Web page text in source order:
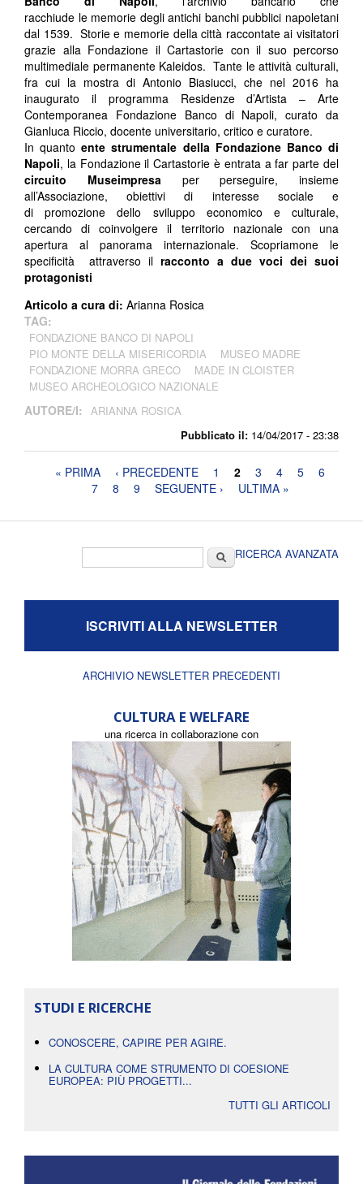
Pubblicato il: 14/04/2017 - 23:38
racchiude le memorie degli antichi banchi pubblici napoletani
dal 1539. Storie e memorie della città raccontate ai visitatori
grazie alla Fondazione il Cartastorie con il suo percorso
multimediale permanente Kaleidos. Tante le attività culturali,
fra cui la mostra di Antonio Biasiucci, che nel 2016 ha
inaugurato il programma Residenze d’Artista – Arte
Contemporanea Fondazione Banco di Napoli, curato da
Gianluca Riccio, docente universitario, critico e curatore.
In quantoente strumentale della Fondazione Banco di
Napoli, la Fondazione il Cartastorie è entrata a far parte del
circuito Museimpresaper perseguire, insieme
all’Associazione, obiettivi di interesse sociale e
di promozione dello sviluppo economico e culturale,
cercando di coinvolgere il territorio nazionale con una
apertura al panorama internazionale.
Scopriamone le
specificità attraverso il racconto a due voci dei suoi
protagonisti
Articolo a cura di: Arianna Rosica
TAG:
FONDAZIONE BANCO DI NAPOLI
PIO MONTE DELLA MISERICORDIA
MUSEO MADRE
FONDAZIONE MORRA GRECO
MADE IN CLOISTER
MUSEO ARCHEOLOGICO NAZIONALE
AUTORE/I: ARIANNA ROSICA
Pagine« PRIMA ‹ PRECEDENTE 1 2 3 4 5
6
7
8 9 SEGUENTE › ULTIMA »
CercaRICERCA AVANZATA
ISCRIVITI ALLA NEWSLETTER
ARCHIVIO NEWSLETTER PRECEDENTI
CULTURA E WELFARE
una ricerca in collaborazione con
STUDI E RICERCHE
CONOSCERE, CAPIRE PER AGIRE.
LA CULTURA COME STRUMENTO DI COESIONE
EUROPEA: PIÙ PROGETTI...
TUTTI GLI ARTICOLI